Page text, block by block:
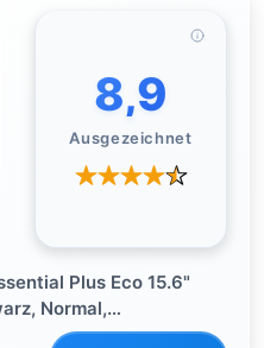
8,9
Ausgezeichnet
Plus Eco 15.6"
Normal,